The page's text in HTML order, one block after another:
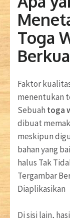
Toga
Faktor
menentukan
Sebuah toga
dibuat
meskipun
bahan yang
halus Tak
Tergambar
Diaplikasikan
Di sisi lain,